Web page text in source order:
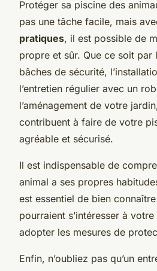
Protéger sa piscine des
pas une tâche facile, mais
pratiques, il est possible de
propre et sûr. Que ce soit par
bâches de sécurité,
l’entretien régulier avec un
l’aménagement de votre
contribuent à faire de votre
agréable et sécurisé.
Il est indispensable de
animal a ses propres
est essentiel de bien
pourraient s’intéresser à
adopter les mesures de
Enfin, n’oubliez pas qu’un